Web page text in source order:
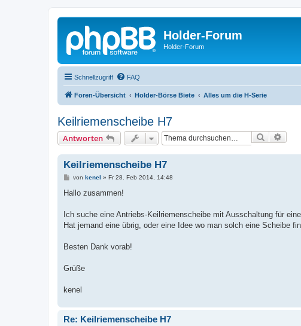
Holder-Forum
Holder-Forum
Schnellzugriff FAQ
Foren-Übersicht Holder-Börse Biete Alles um die H-Serie
Keilriemenscheibe H7
Antworten Suche
Keilriemenscheibe H7
B
i
a
von kenel » Fr 28. Feb 2014, 14:48
Hallo zusammen!
Ich suche eine Antriebs-Keilriemenscheibe mit Ausschaltung für
Hat jemand eine übrig, oder eine Idee wo man solch eine Scheibe
Besten Dank vorab!
Grüße
kenel
Re: Keilriemenscheibe H7